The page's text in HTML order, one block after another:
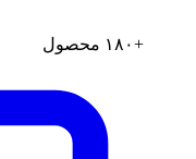
+۱۸۰ محصول